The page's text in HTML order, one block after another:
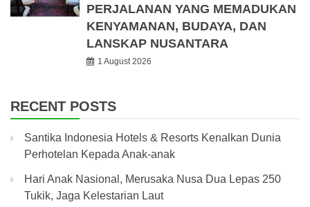
PERJALANAN YANG MEMADUKAN
KENYAMANAN, BUDAYA, DAN
LANSKAP NUSANTARA
1 August 2026
RECENT POSTS
Santika Indonesia Hotels & Resorts Kenalkan Dunia
Perhotelan Kepada Anak-anak
Hari Anak Nasional, Merusaka Nusa Dua Lepas 250
Tukik, Jaga Kelestarian Laut